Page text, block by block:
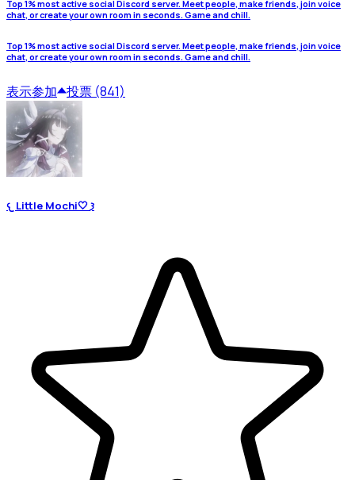
Top 1% most active social Discord server. Meet people, make friends, join voice
chat, or create your own room in seconds. Game and chill.
Top 1% most active social Discord server. Meet people, make friends, join voice
chat, or create your own room in seconds. Game and chill.
表示参加 投票 (841)
𐔌 Little Mochi🤍 𐦯